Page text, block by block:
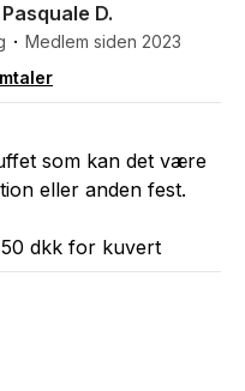
D.
Medlem siden 2023
som kan det være
eller anden fest.
dkk for kuvert